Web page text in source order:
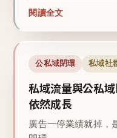
閱讀全文
公私域閉環 私域社
私域流量與公私
依然成長
廣告一停業績就掉，